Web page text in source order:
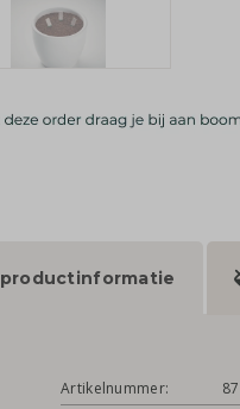
productinformatie
Artikelnummer: